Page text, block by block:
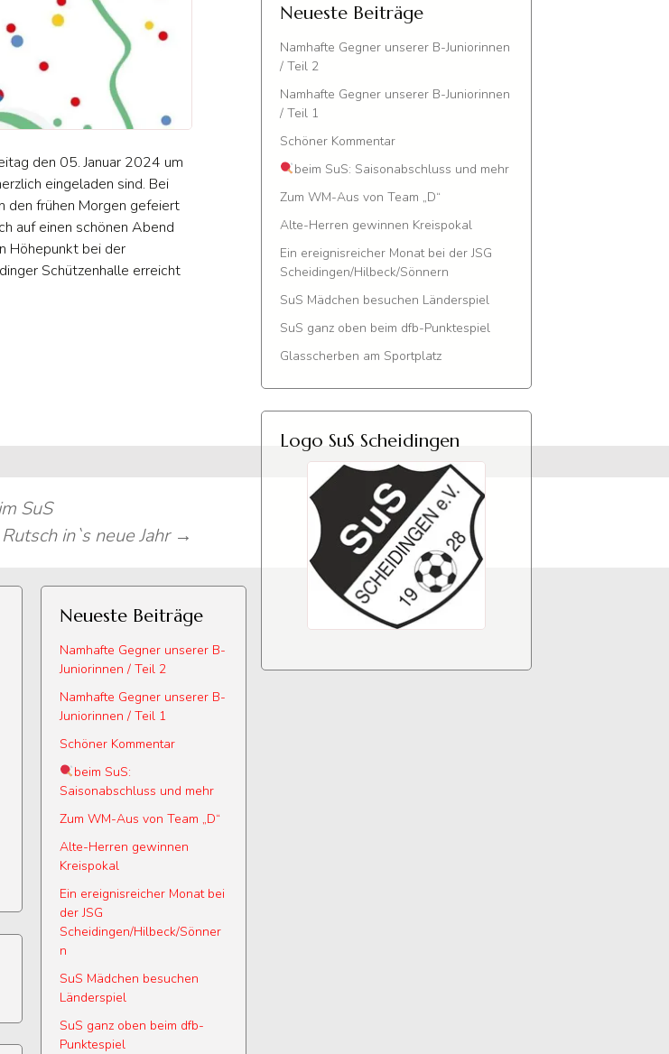
den 05. Januar 2024 um
eingeladen sind. Bei
den frühen Morgen gefeiert
auf einen schönen Abend
Höhepunkt bei der
Schützenhalle erreicht
SuS
in`s neue Jahr →
Neueste Beiträge
Namhafte Gegner unserer B-Juniorinnen
/ Teil 2
Namhafte Gegner unserer B-Juniorinnen
/ Teil 1
Schöner Kommentar
beim SuS: Saisonabschluss und mehr
Zum WM-Aus von Team „D“
Alte-Herren gewinnen Kreispokal
Ein ereignisreicher Monat bei der JSG
Scheidingen/Hilbeck/Sönnern
SuS Mädchen besuchen Länderspiel
SuS ganz oben beim dfb-Punktespiel
Glasscherben am Sportplatz
Logo SuS Scheidingen
Neueste Beiträge
Namhafte Gegner unserer B-
Juniorinnen / Teil 2
Namhafte Gegner unserer B-
Juniorinnen / Teil 1
Schöner Kommentar
beim SuS:
Saisonabschluss und mehr
Zum WM-Aus von Team „D“
Alte-Herren gewinnen
Kreispokal
Ein ereignisreicher Monat bei
der JSG
Scheidingen/Hilbeck/Sönner
n
SuS Mädchen besuchen
Länderspiel
SuS ganz oben beim dfb-
Punktespiel